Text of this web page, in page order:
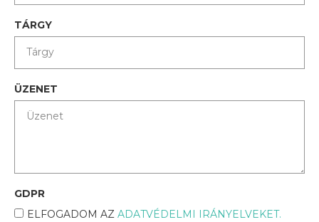
TÁRGY
ÜZENET
GDPR
ELFOGADOM AZ ADATVÉDELMI IRÁNYELVEKET.